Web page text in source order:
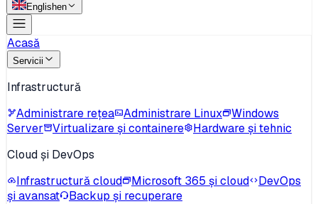
Englishen
Acasă
Servicii
Infrastructură
Administrare rețea
Administrare Linux
Windows
Server
Virtualizare și containere
Hardware și tehnic
Cloud și DevOps
Infrastructură cloud
Microsoft 365 și cloud
DevOps
și avansat
Backup și recuperare